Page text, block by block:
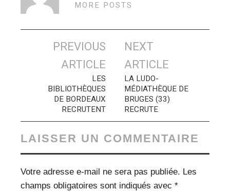
MORE POSTS
Navigation
PREVIOUS
ARTICLE
LES
BIBLIOTHÈQUES
DE BORDEAUX
RECRUTENT
NEXT
ARTICLE
LA LUDO-
MÉDIATHÈQUE DE
BRUGES (33)
RECRUTE
LAISSER UN COMMENTAIRE
Votre adresse e-mail ne sera pas publiée. Les
champs obligatoires sont indiqués avec*